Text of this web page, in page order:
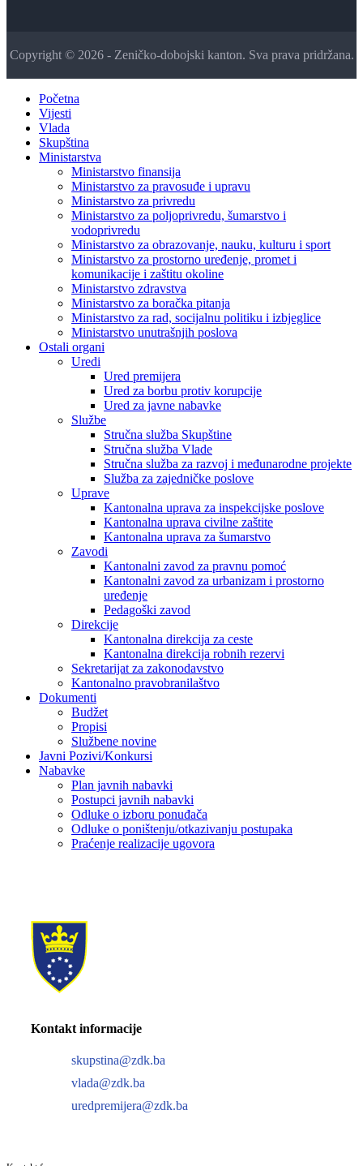
Copyright © 2026 - Zeničko-dobojski kanton. Sva prava pridržana.
Početna
Vijesti
Vlada
Skupština
Ministarstva
Ministarstvo finansija
Ministarstvo za pravosuđe i upravu
Ministarstvo za privredu
Ministarstvo za poljoprivredu, šumarstvo i
vodoprivredu
Ministarstvo za obrazovanje, nauku, kulturu i sport
Ministarstvo za prostorno uređenje, promet i
komunikacije i zaštitu okoline
Ministarstvo zdravstva
Ministarstvo za boračka pitanja
Ministarstvo za rad, socijalnu politiku i izbjeglice
Ministarstvo unutrašnjih poslova
Ostali organi
Uredi
Ured premijera
Ured za borbu protiv korupcije
Ured za javne nabavke
Službe
Stručna služba Skupštine
Stručna služba Vlade
Stručna služba za razvoj i međunarodne projekte
Služba za zajedničke poslove
Uprave
Kantonalna uprava za inspekcijske poslove
Kantonalna uprava civilne zaštite
Kantonalna uprava za šumarstvo
Zavodi
Kantonalni zavod za pravnu pomoć
Kantonalni zavod za urbanizam i prostorno
uređenje
Pedagoški zavod
Direkcije
Kantonalna direkcija za ceste
Kantonalna direkcija robnih rezervi
Sekretarijat za zakonodavstvo
Kantonalno pravobranilaštvo
Dokumenti
Budžet
Propisi
Službene novine
Javni Pozivi/Konkursi
Nabavke
Plan javnih nabavki
Postupci javnih nabavki
Odluke o izboru ponuđača
Odluke o poništenju/otkazivanju postupaka
Praćenje realizacije ugovora
Kontakt informacije
skupstina@zdk.ba
vlada@zdk.ba
uredpremijera@zdk.ba